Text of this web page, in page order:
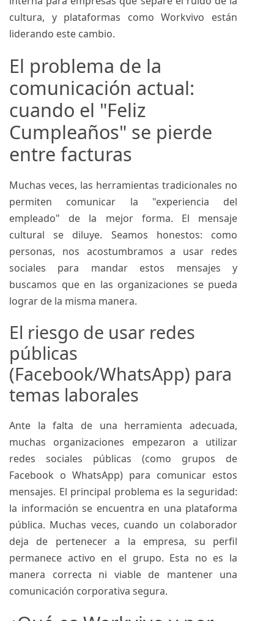
cultura, y plataformas como Workvivo están
liderando este cambio.
El problema de la
comunicación actual:
cuando el "Feliz
Cumpleaños" se pierde
entre facturas
Muchas veces, las herramientas tradicionales no
permiten comunicar la "experiencia del
empleado" de la mejor forma. El mensaje
cultural se diluye. Seamos honestos: como
personas, nos acostumbramos a usar redes
sociales para mandar estos mensajes y
buscamos que en las organizaciones se pueda
lograr de la misma manera.
El riesgo de usar redes
públicas
(Facebook/WhatsApp) para
temas laborales
Ante la falta de una herramienta adecuada,
muchas organizaciones empezaron a utilizar
redes sociales públicas (como grupos de
Facebook o WhatsApp) para comunicar estos
mensajes. El principal problema es la seguridad:
la información se encuentra en una plataforma
pública. Muchas veces, cuando un colaborador
deja de pertenecer a la empresa, su perfil
permanece activo en el grupo. Esta no es la
manera correcta ni viable de mantener una
comunicación corporativa segura.